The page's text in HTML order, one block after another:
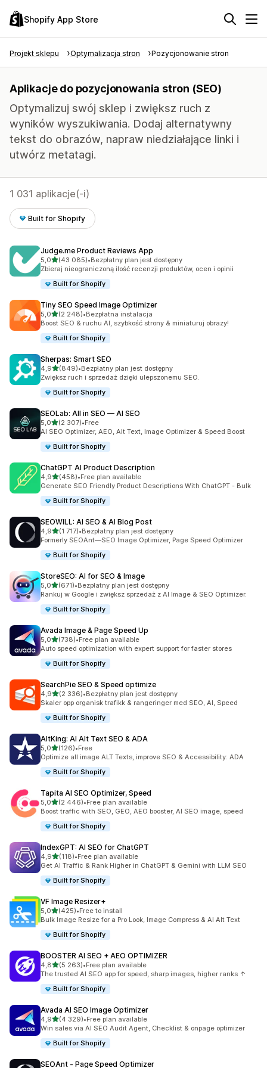
Shopify App Store
Projekt sklepu Optymalizacja stron Pozycjonowanie stron
Aplikacje do pozycjonowania stron (SEO)
Optymalizuj swój sklep i zwiększ ruch z
wyników wyszukiwania. Dodaj alternatywny
tekst do obrazów, napraw niedziałające linki i
utwórz metatagi.
1 031 aplikacje(-i)
Built for Shopify
Judge.me Product Reviews App
5,0na 5 gwiazdek
(43 085)
Łączna liczba recenzji: 43085
•Bezpłatny plan jest dostępny
Zbieraj nieograniczoną ilość recenzji produktów, ocen i opinii
Built for Shopify
Tiny SEO Speed Image Optimizer
5,0na 5 gwiazdek
(2 248)
Łączna liczba recenzji: 2248
•Bezpłatna instalacja
Boost SEO & ruchu AI, szybkość strony & miniaturuj obrazy!
Built for Shopify
Sherpas: Smart SEO
4,9na 5 gwiazdek
(849)
Łączna liczba recenzji: 849
•Bezpłatny plan jest dostępny
Zwiększ ruch i sprzedaż dzięki ulepszonemu SEO.
Built for Shopify
SEOLab: All in SEO — AI SEO
5,0na 5 gwiazdek
(2 307)
Łączna liczba recenzji: 2307
•Free
AI SEO Optimizer, AEO, Alt Text, Image Optimizer & Speed Boost
Built for Shopify
ChatGPT AI Product Description
4,9na 5 gwiazdek
(458)
Łączna liczba recenzji: 458
•Free plan available
Generate SEO Friendly Product Descriptions With ChatGPT - Bulk
Built for Shopify
SEOWILL: AI SEO & AI Blog Post
4,9na 5 gwiazdek
(1 717)
Łączna liczba recenzji: 1717
•Bezpłatny plan jest dostępny
Formerly SEOAnt—SEO Image Optimizer, Page Speed Optimizer
Built for Shopify
StoreSEO: AI for SEO & Image
5,0na 5 gwiazdek
(671)
Łączna liczba recenzji: 671
•Bezpłatny plan jest dostępny
Rankuj w Google i zwiększ sprzedaż z AI Image & SEO Optimizer.
Built for Shopify
Avada Image & Page Speed Up
5,0na 5 gwiazdek
(738)
Łączna liczba recenzji: 738
•Free plan available
Auto speed optimization with expert support for faster stores
Built for Shopify
SearchPie SEO & Speed optimize
4,9na 5 gwiazdek
(2 336)
Łączna liczba recenzji: 2336
•Bezpłatny plan jest dostępny
Skaler opp organisk trafikk & rangeringer med SEO, AI, Speed
Built for Shopify
AltKing: AI Alt Text SEO & ADA
5,0na 5 gwiazdek
(126)
Łączna liczba recenzji: 126
•Free
Optimize all image ALT Texts, improve SEO & Accessibility: ADA
Built for Shopify
Tapita AI SEO Optimizer, Speed
5,0na 5 gwiazdek
(2 446)
Łączna liczba recenzji: 2446
•Free plan available
Boost traffic with SEO, GEO, AEO booster, AI SEO image, speed
Built for Shopify
IndexGPT: AI SEO for ChatGPT
4,9na 5 gwiazdek
(118)
Łączna liczba recenzji: 118
•Free plan available
Get AI Traffic & Rank Higher in ChatGPT & Gemini with LLM SEO
Built for Shopify
VF Image Resizer+
5,0na 5 gwiazdek
(425)
Łączna liczba recenzji: 425
•Free to install
Bulk Image Resize for a Pro Look, Image Compress & AI Alt Text
Built for Shopify
BOOSTER AI SEO + AEO OPTIMIZER
4,8na 5 gwiazdek
(5 263)
Łączna liczba recenzji: 5263
•Free plan available
The trusted AI SEO app for speed, sharp images, higher ranks ↑
Built for Shopify
Avada AI SEO Image Optimizer
4,9na 5 gwiazdek
(4 329)
Łączna liczba recenzji: 4329
•Free plan available
Win sales via AI SEO Audit Agent, Checklist & onpage optimizer
Built for Shopify
SEOAnt ‑ Page Speed Optimizer